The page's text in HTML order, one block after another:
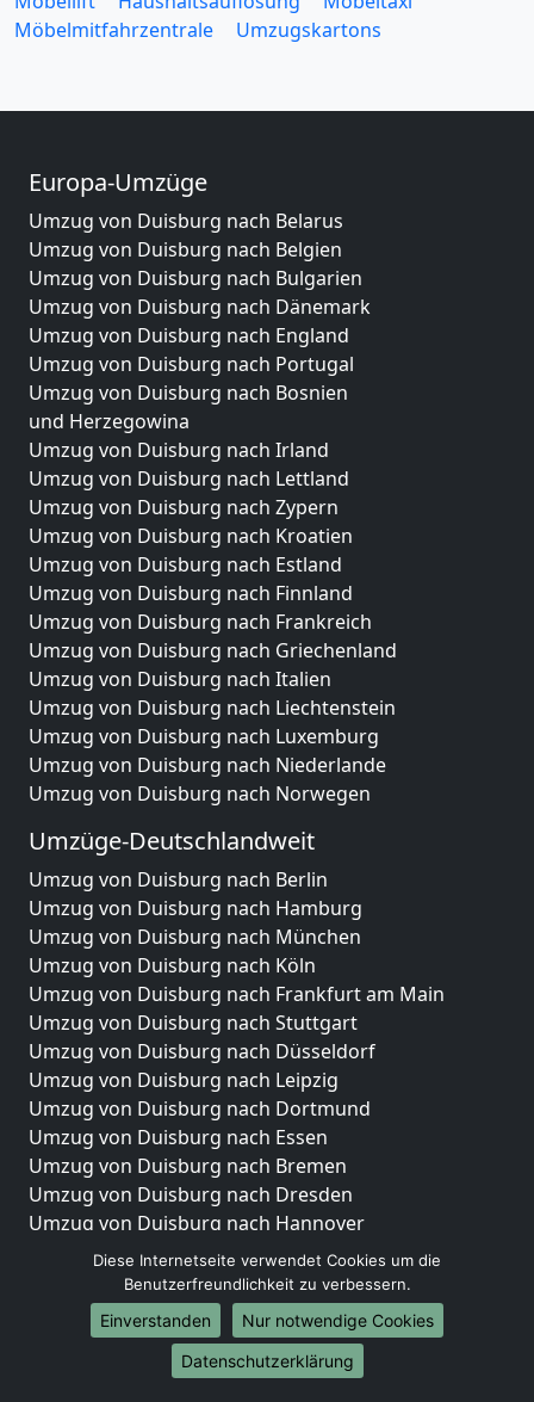
Möbelmitfahrzentrale
Umzugskartons
Europa-Umzüge
Umzug von Duisburg nach Belarus
Umzug von Duisburg nach Belgien
Umzug von Duisburg nach Bulgarien
Umzug von Duisburg nach Dänemark
Umzug von Duisburg nach England
Umzug von Duisburg nach Portugal
Umzug von Duisburg nach Bosnien
und Herzegowina
Umzug von Duisburg nach Irland
Umzug von Duisburg nach Lettland
Umzug von Duisburg nach Zypern
Umzug von Duisburg nach Kroatien
Umzug von Duisburg nach Estland
Umzug von Duisburg nach Finnland
Umzug von Duisburg nach Frankreich
Umzug von Duisburg nach Griechenland
Umzug von Duisburg nach Italien
Umzug von Duisburg nach Liechtenstein
Umzug von Duisburg nach Luxemburg
Umzug von Duisburg nach Niederlande
Umzug von Duisburg nach Norwegen
Umzüge-Deutschlandweit
Umzug von Duisburg nach Berlin
Umzug von Duisburg nach Hamburg
Umzug von Duisburg nach München
Umzug von Duisburg nach Köln
Umzug von Duisburg nach Frankfurt am Main
Umzug von Duisburg nach Stuttgart
Umzug von Duisburg nach Düsseldorf
Umzug von Duisburg nach Leipzig
Umzug von Duisburg nach Dortmund
Umzug von Duisburg nach Essen
Umzug von Duisburg nach Bremen
Umzug von Duisburg nach Dresden
Umzug von Duisburg nach Hannover
Umzug von Duisburg nach Nürnberg
Umzug von Duisburg nach Duisburg
Umzug von Duisburg nach Bochum
Umzug von Duisburg nach Wuppertal
Umzug von Duisburg nach Bielefeld
Diese Internetseite verwendet Cookies um die
Benutzerfreundlichkeit zu verbessern.
Einverstanden
Nur notwendige Cookies
Datenschutzerklärung